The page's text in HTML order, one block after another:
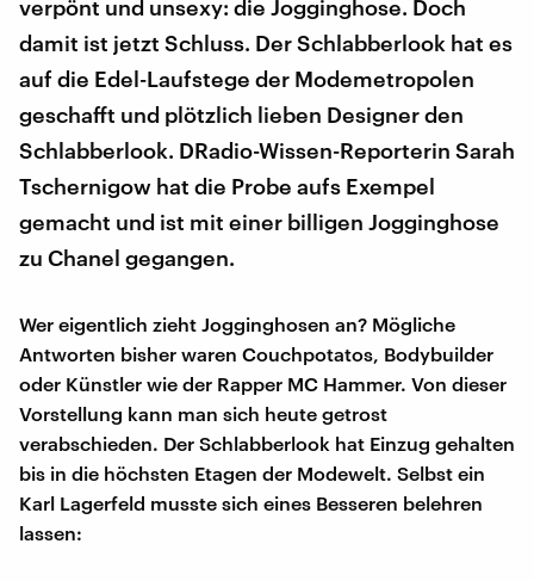
verpönt und unsexy: die Jogginghose. Doch
damit ist jetzt Schluss. Der Schlabberlook hat es
auf die Edel-Laufstege der Modemetropolen
geschafft und plötzlich lieben Designer den
Schlabberlook. DRadio-Wissen-Reporterin Sarah
Tschernigow hat die Probe aufs Exempel
gemacht und ist mit einer billigen Jogginghose
zu Chanel gegangen.
Wer eigentlich zieht Jogginghosen an? Mögliche
Antworten bisher waren Couchpotatos, Bodybuilder
oder Künstler wie der Rapper MC Hammer. Von dieser
Vorstellung kann man sich heute getrost
verabschieden. Der Schlabberlook hat Einzug gehalten
bis in die höchsten Etagen der Modewelt. Selbst ein
Karl Lagerfeld musste sich eines Besseren belehren
lassen: